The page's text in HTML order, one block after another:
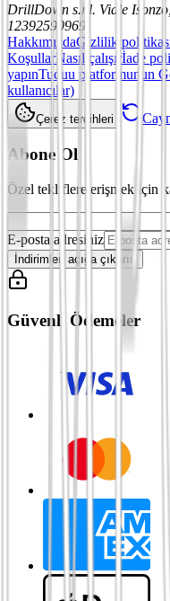
DrillDown s.r.l. Viale
12392590969
HakkımızdaGizlilik
KoşullarNasıl çalışırİade
yapınTuduu platformunun
kullanıcılar)
Çerez tercihleri
Abone Ol
Özel tekliflere erişmek için
E-posta adresiniz
İndirimleri açığa çıkarın
Güvenli Ödemeler